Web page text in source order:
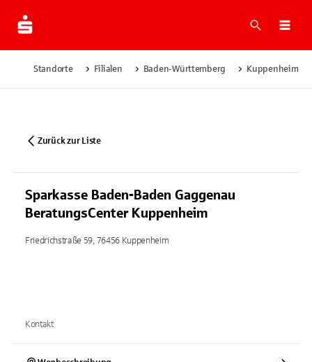
Suche
Standorte Filialen Baden-Württemberg Kuppenheim
Zurück zur Liste
Sparkasse Baden-Baden Gaggenau
BeratungsCenter Kuppenheim
Friedrichstraße 59, 76456 Kuppenheim
Kontakt